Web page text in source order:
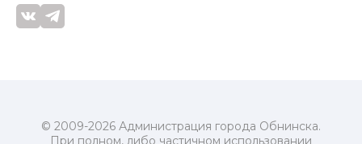
© 2009-2026 Администрация города Обнинска.